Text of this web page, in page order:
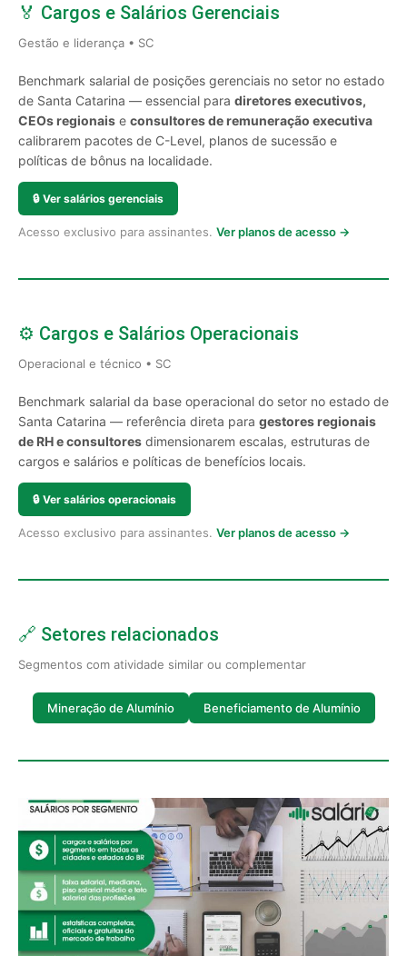
🏅 Cargos e Salários Gerenciais
Gestão e liderança • SC
Benchmark salarial de posições gerenciais no setor no estado
de Santa Catarina — essencial para diretores executivos,
CEOs regionais e consultores de remuneração executiva
calibrarem pacotes de C-Level, planos de sucessão e
políticas de bônus na localidade.
🔒 Ver salários gerenciais
Acesso exclusivo para assinantes. Ver planos de acesso →
⚙️ Cargos e Salários Operacionais
Operacional e técnico • SC
Benchmark salarial da base operacional do setor no estado de
Santa Catarina — referência direta para gestores regionais
de RH e consultores dimensionarem escalas, estruturas de
cargos e salários e políticas de benefícios locais.
🔒 Ver salários operacionais
Acesso exclusivo para assinantes. Ver planos de acesso →
🔗 Setores relacionados
Segmentos com atividade similar ou complementar
Mineração de Alumínio Beneficiamento de Alumínio